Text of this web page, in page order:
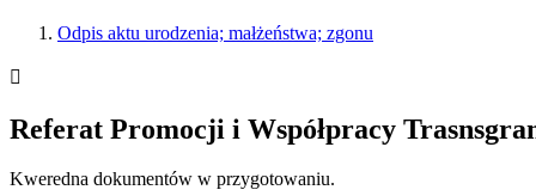
Odpis aktu urodzenia; małżeństwa; zgonu

Referat Promocji i Współpracy
Kweredna dokumentów w przygotowaniu.